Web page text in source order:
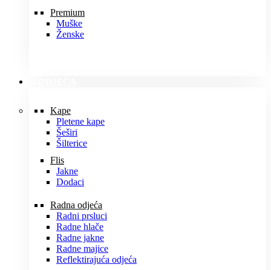
Premium
Muške
Ženske
Kape
Pletene kape
Šeširi
Šilterice
Flis
Jakne
Dodaci
Radna odjeća
Radni prsluci
Radne hlače
Radne jakne
Radne majice
Reflektirajuća odjeća